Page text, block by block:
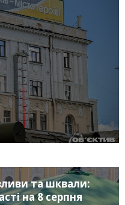
та шквали:
на 8 серпня